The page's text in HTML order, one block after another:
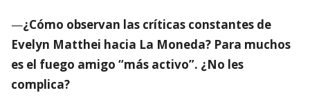
—¿Cómo observan las críticas constantes de
Evelyn Matthei hacia La Moneda? Para muchos
es el fuego amigo “más activo”. ¿No les
complica?